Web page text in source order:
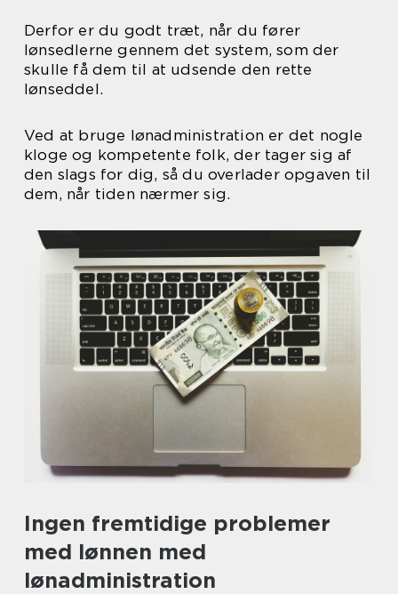
Derfor er du godt træt, når du fører
lønsedlerne gennem det system, som der
skulle få dem til at udsende den rette
lønseddel.
Ved at bruge lønadministration er det nogle
kloge og kompetente folk, der tager sig af
den slags for dig, så du overlader opgaven til
dem, når tiden nærmer sig.
Ingen fremtidige problemer
med lønnen med
lønadministration